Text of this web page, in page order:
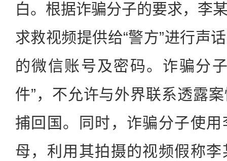
白。根据诈骗分子的要求，李
求救视频提供给“警方”进行声
的微信账号及密码。诈骗分
件”，不允许与外界联系透露
捕回国。同时，诈骗分子使
母，利用其拍摄的视频假称